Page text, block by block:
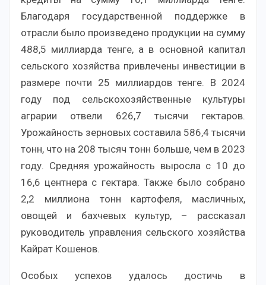
Благодаря государственной поддержке в
отрасли было произведено продукции на сумму
488,5 миллиарда тенге, а в основной капитал
сельского хозяйства привлечены инвестиции в
размере почти 25 миллиардов тенге. В 2024
году под сельскохозяйственные культуры
аграрии отвели 626,7 тысячи гектаров.
Урожайность зерновых составила 586,4 тысячи
тонн, что на 208 тысяч тонн больше, чем в 2023
году. Средняя урожайность выросла с 10 до
16,6 центнера с гектара. Также было собрано
2,2 миллиона тонн картофеля, масличных,
овощей и бахчевых культур, – рассказал
руководитель управления сельского хозяйства
Кайрат Кошенов.
Особых успехов удалось достичь в